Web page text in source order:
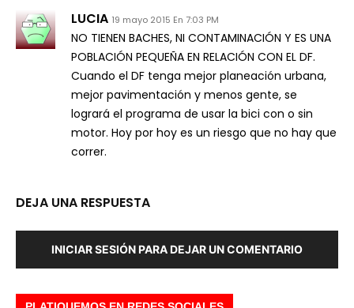
LUCIA 19 mayo 2015 En 7:03 PM
NO TIENEN BACHES, NI CONTAMINACIÓN Y ES UNA
POBLACIÓN PEQUEÑA EN RELACIÓN CON EL DF.
Cuando el DF tenga mejor planeación urbana,
mejor pavimentación y menos gente, se
logrará el programa de usar la bici con o sin
motor. Hoy por hoy es un riesgo que no hay que
correr.
DEJA UNA RESPUESTA
INICIAR SESIÓN PARA DEJAR UN COMENTARIO